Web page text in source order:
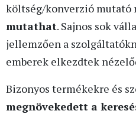
költség/konverzió mutató
mutathat. Sajnos sok
jellemzően a
emberek elkezdtek
Bizonyos termékekre és
megnövekedett a